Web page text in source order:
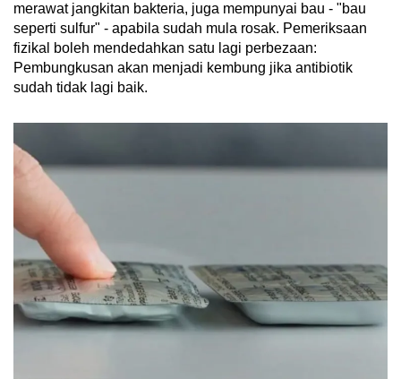
merawat jangkitan bakteria, juga mempunyai bau - "bau
seperti sulfur" - apabila sudah mula rosak. Pemeriksaan
fizikal boleh mendedahkan satu lagi perbezaan:
Pembungkusan akan menjadi kembung jika antibiotik
sudah tidak lagi baik.